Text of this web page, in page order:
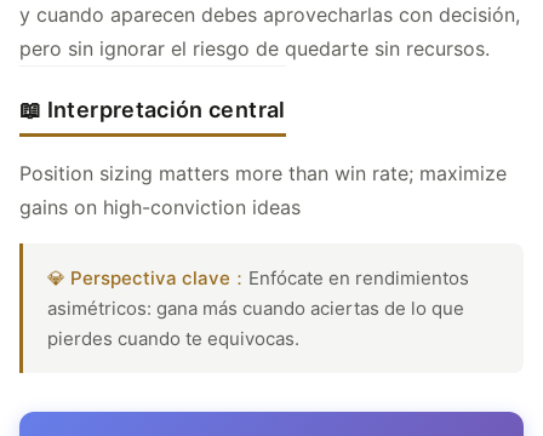
y cuando aparecen debes aprovecharlas con decisión,
pero sin ignorar el riesgo de quedarte sin recursos.
📖 Interpretación central
Position sizing matters more than win rate; maximize
gains on high-conviction ideas
💎 Perspectiva clave： Enfócate en rendimientos
asimétricos: gana más cuando aciertas de lo que
pierdes cuando te equivocas.